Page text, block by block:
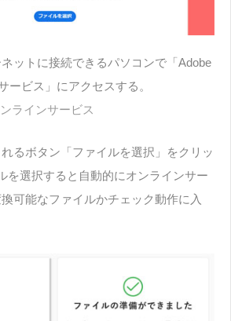
ットに接続できるパソコンで「Adobe
ービス」にアクセスする。
ラインサービス
るボタン「ファイルを選択」をクリッ
を選択すると自動的にオンラインサー
可能なファイルかチェック動作に入